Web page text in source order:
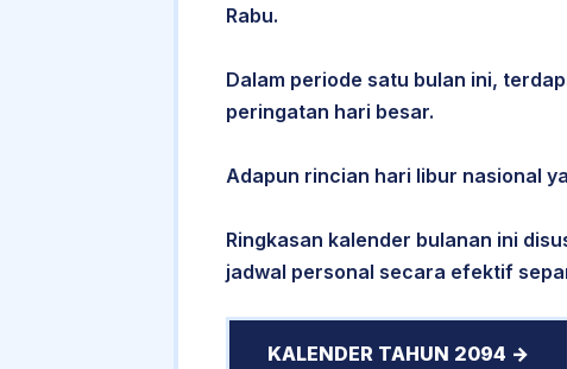
Rabu.
Dalam periode satu bulan ini,
peringatan hari besar.
Adapun rincian hari libur nasional
Ringkasan kalender bulanan ini
jadwal personal secara efektif
KALENDER TAHUN 2094 →